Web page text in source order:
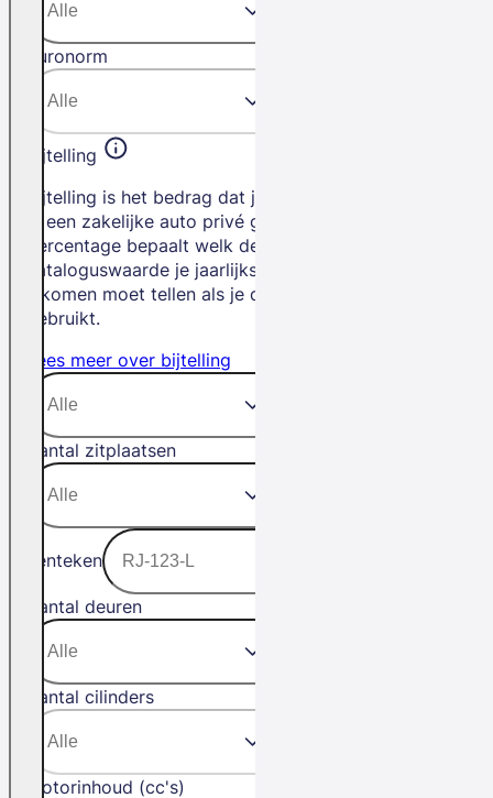
Euronorm
Bijtelling
Bijtelling is het bedrag dat je betaalt als
je een zakelijke auto privé gebruikt. Het
percentage bepaalt welk deel van de
cataloguswaarde je jaarlijks bij je
inkomen moet tellen als je de auto privé
gebruikt.
Lees meer over bijtelling
Aantal zitplaatsen
Kenteken
Aantal deuren
Aantal cilinders
Motorinhoud (cc's)